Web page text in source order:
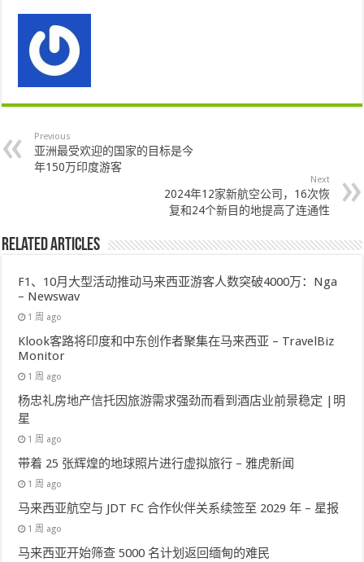
Previous
亚洲最受欢迎的国家的目标是今
年150万印度游客
Next
2024年12家新航空公司，16次恢
复和24个新目的地提高了连通性
Related Articles
F1、10月大型活动推动马来西亚游客人数突破4000万：Nga
– Newswav
1 周 ago
Klook客路将印度和中东创作者聚集在马来西亚 – TravelBiz
Monitor
1 周 ago
杨忠礼房地产信托因旅游需求强劲而看到酒店业前景稳定 |明
星
1 周 ago
带着 25 张辉煌的地球照片进行虚拟旅行 – 雅虎新闻
1 周 ago
马来西亚航空与 JDT FC 合作伙伴关系续签至 2029 年 – 星报
1 周 ago
马来西亚开始筛查 5000 名计划返回缅甸的难民